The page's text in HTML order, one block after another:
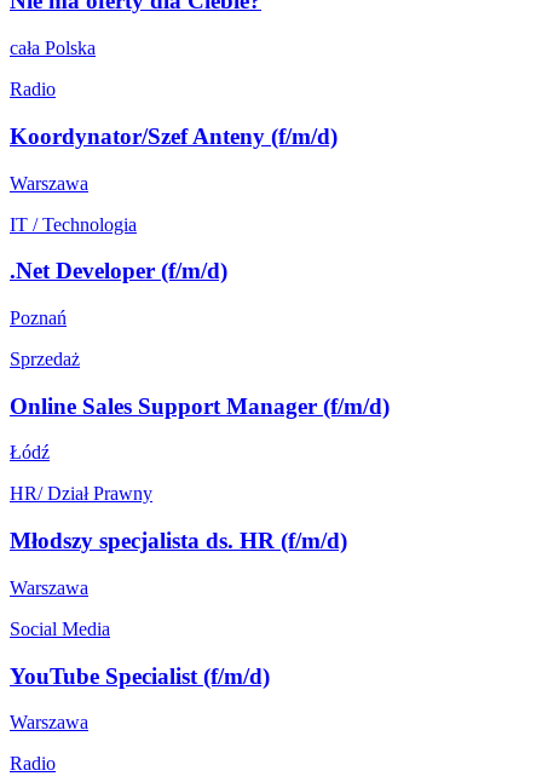
cała Polska
Radio
Koordynator/Szef Anteny (f/m/d)
Warszawa
IT / Technologia
.Net Developer (f/m/d)
Poznań
Sprzedaż
Online Sales Support Manager (f/m/d)
Łódź
HR/ Dział Prawny
Młodszy specjalista ds. HR (f/m/d)
Warszawa
Social Media
YouTube Specialist (f/m/d)
Warszawa
Radio